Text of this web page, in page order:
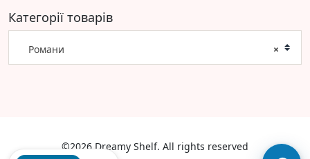
Категорії товарів
×
Романи
©2026 Dreamy Shelf. All rights reserved